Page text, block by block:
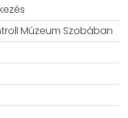
Múzeum Szobában